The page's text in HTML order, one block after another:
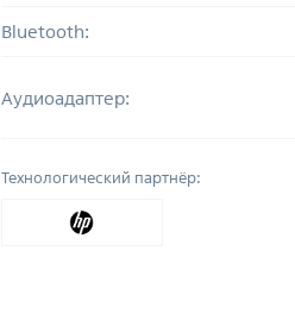
Bluetooth:
Аудиоадаптер:
Технологический партнёр: